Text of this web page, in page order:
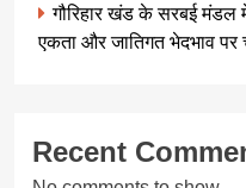
गौरिहार खंड के सरबई मंडल
एकता और जातिगत भेदभाव पर
Recent